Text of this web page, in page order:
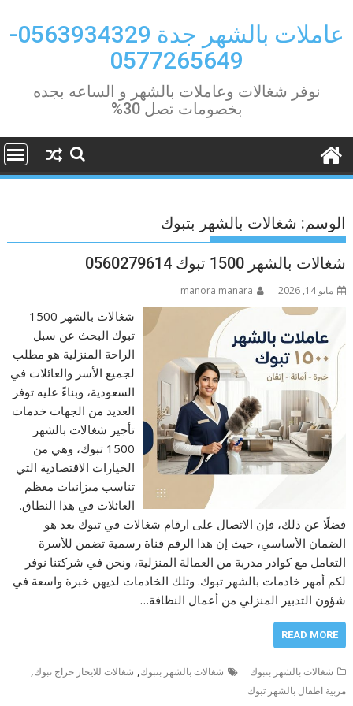
content
عاملات بالشهر جدة 0563934329-
0577265649
نوفر شغالات وعاملات بالشهر و الساعه بجده
بخصومات تصل 30%
الوسم: شغالات بالشهر بتبوك
شغالات بالشهر 1500 تبوك 0560279614
مايو 14, 2026 manora manara
شغالات بالشهر 1500
تبوك البحث عن سبل
الراحة المنزلية هو مطلب
لجميع الأسر والعائلات في
السعودية، وبناءً عليه توفر
العديد من الجهات خدمات
تأجير شغالات بالشهر
1500 تبوك، وهي من
الخيارات الاقتصادية التي
تناسب ميزانيات معظم
العائلات في هذا النطاق.
فضلًا عن ذلك، فإن الاتصال على ارقام شغالات في تبوك يعد هو
الضمان الأساسي، حيث إن هذا الرقم قناة رسمية تضمن للأسرة
التعامل مع كوادر مدربة من العمالة المنزلية، ونحن في شركتنا نوفر
لكم أمهر خادمات بالشهر تبوك. وتلك الخادمات لديهن خبرة واسعة في
شؤون التدبير المنزلي من أعمال النظافة…
READ MORE
شغالات بالشهر بتبوك شغالات بالشهر بتبوك, شغالات للايجار حراج تبوك,
مربية اطفال بالشهر تبوك